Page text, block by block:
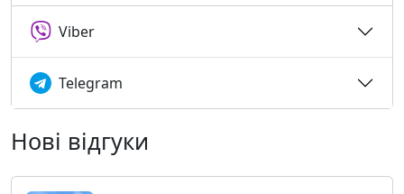
Viber
Telegram
Нові відгуки